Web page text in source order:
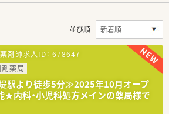
並び順
薬剤師求人ID： 678647
薬局
堤駅より徒歩5分≫2025年10月オープ
★内科・小児科処方メインの薬局様で